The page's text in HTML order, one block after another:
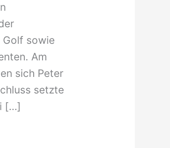
Golf sowie
Am
sich Peter
setzte
[…]